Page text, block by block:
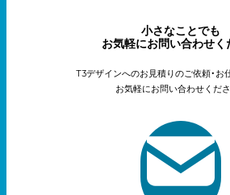
小さなことでも
お気軽にお問い合わせく
T3デザインへのお見積りのご依頼・お
お気軽にお問い合わせくださ